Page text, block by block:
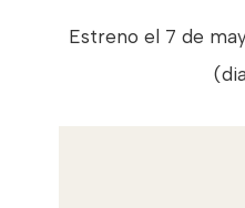
Estreno el 7 de